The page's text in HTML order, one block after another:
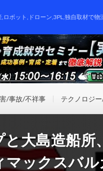
,ロボット,ドローン,3PL,独自取材で物
/事故/不祥事 テクノロジ
と大島造船
マックスバ